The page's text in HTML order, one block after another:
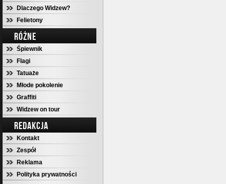
Dlaczego Widzew?
Felietony
RÓŻNE
Śpiewnik
Flagi
Tatuaże
Młode pokolenie
Graffiti
Widzew on tour
REDAKCJA
Kontakt
Zespół
Reklama
Polityka prywatności